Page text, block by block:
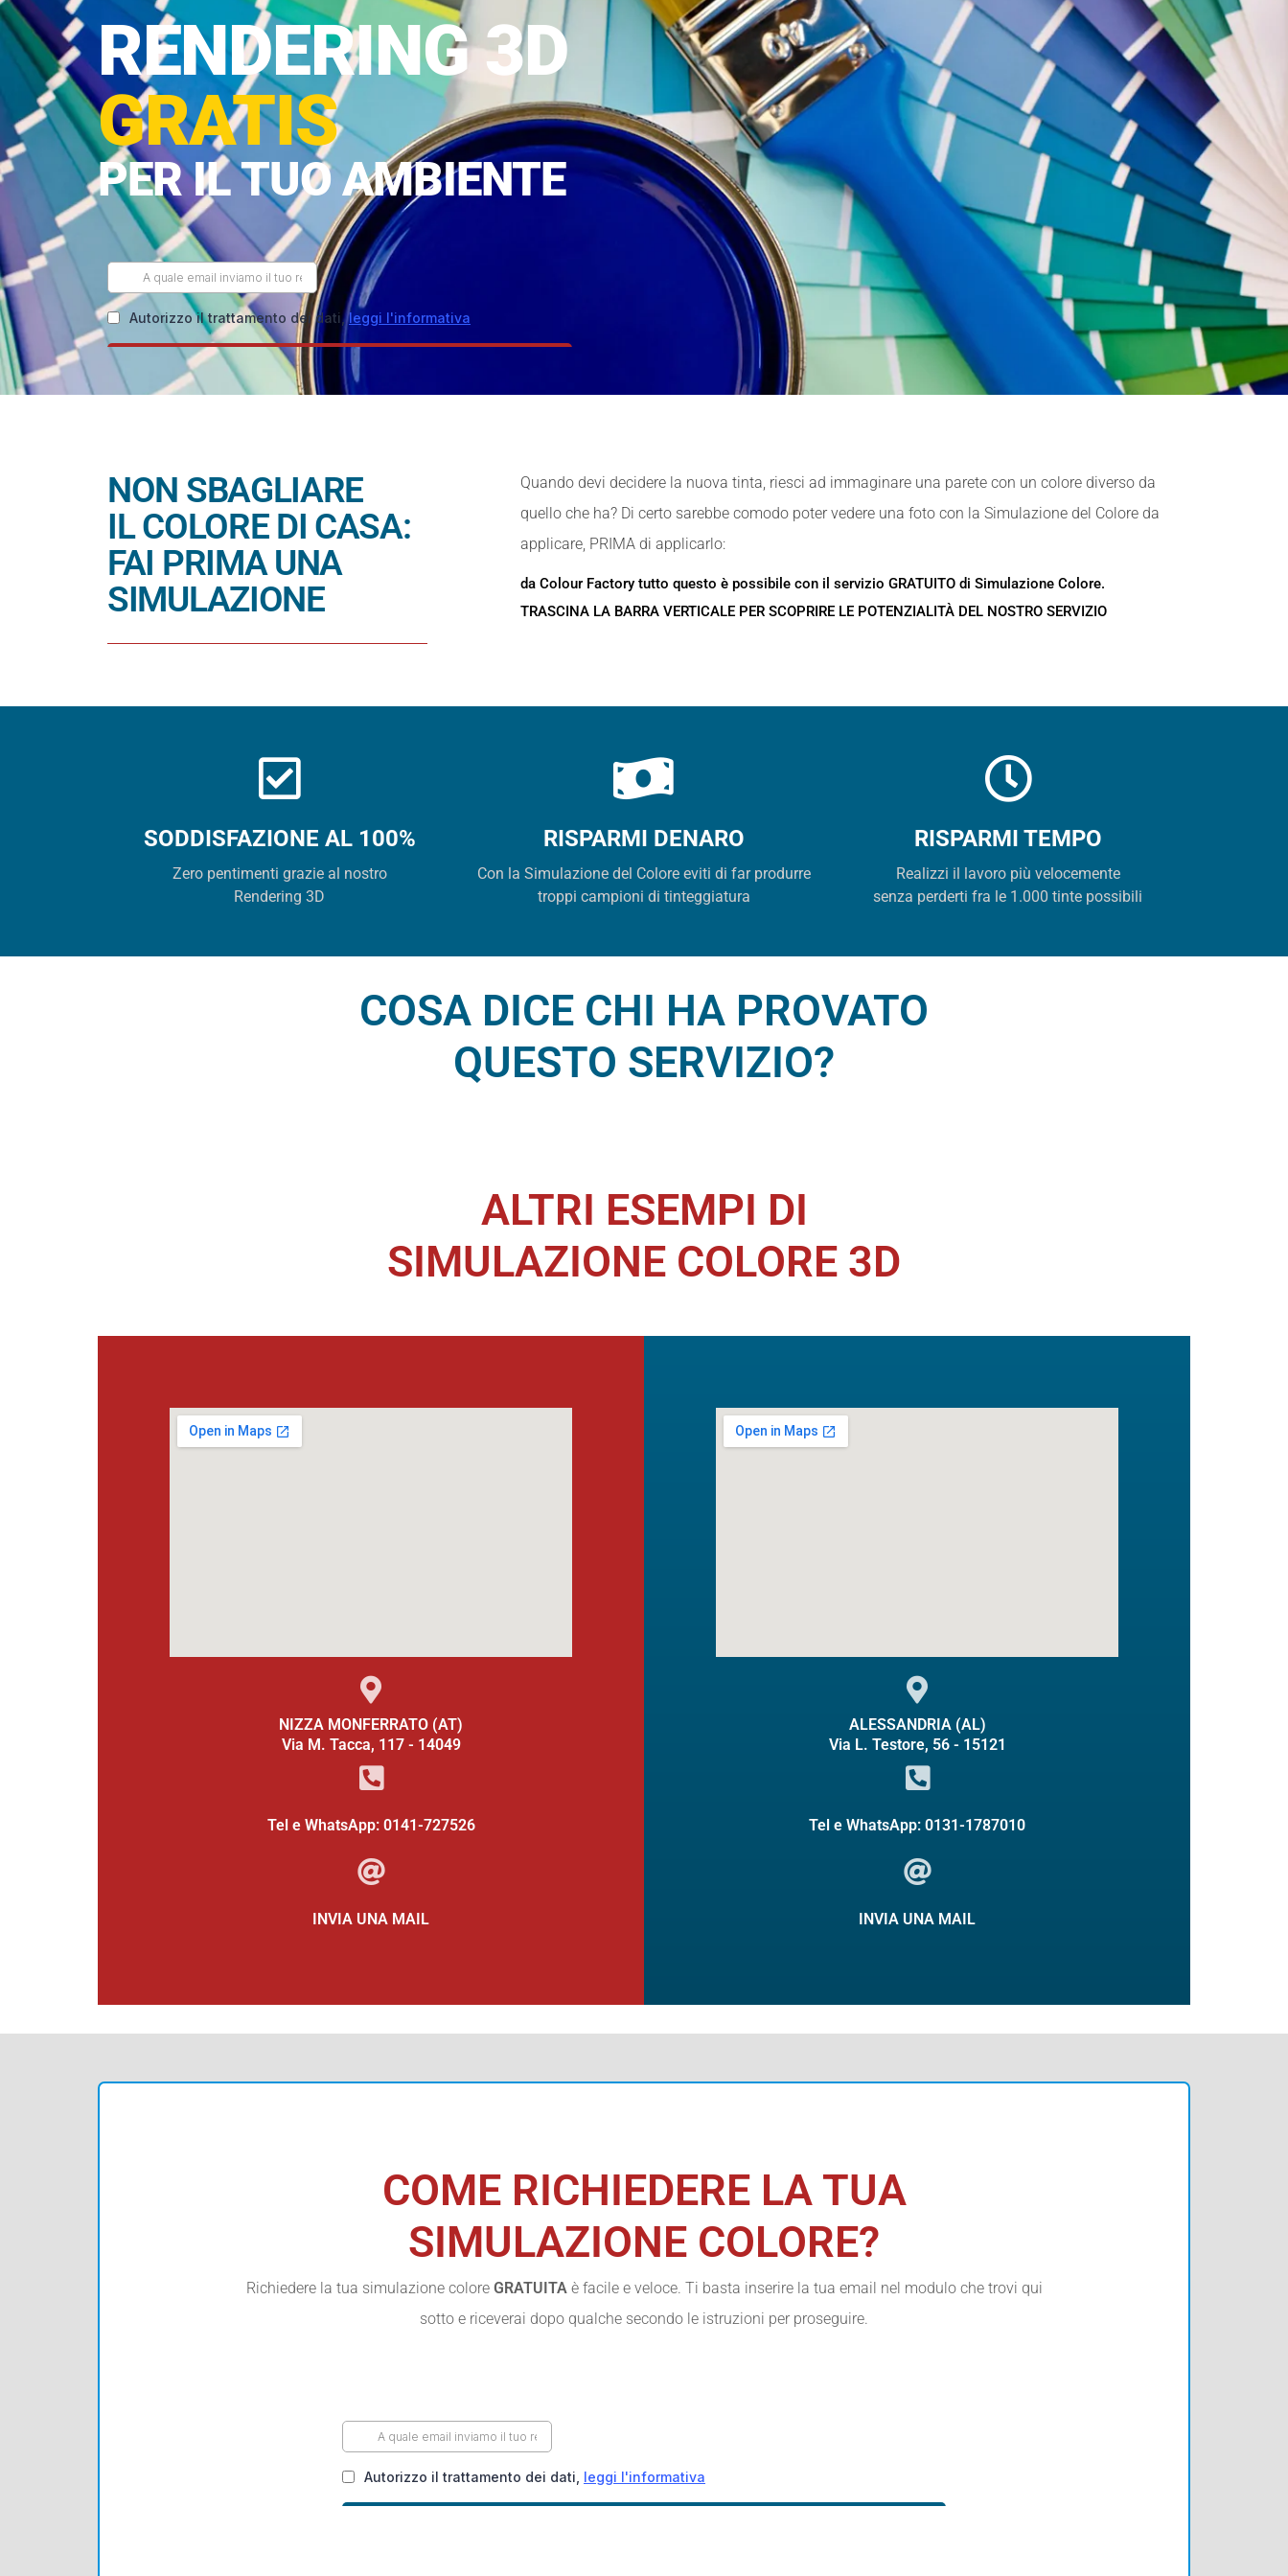
RENDERING 3D
GRATIS
PER IL TUO AMBIENTE
NON SBAGLIARE
IL COLORE DI CASA:
FAI PRIMA UNA
SIMULAZIONE
Quando devi decidere la nuova tinta, riesci ad immaginare una parete con un colore diverso da
quello che ha? Di certo sarebbe comodo poter vedere una foto con la Simulazione del Colore da
applicare, PRIMA di applicarlo:
da Colour Factory tutto questo è possibile con il servizio GRATUITO di Simulazione Colore.
TRASCINA LA BARRA VERTICALE PER SCOPRIRE LE POTENZIALITÀ DEL NOSTRO SERVIZIO
SODDISFAZIONE AL 100%
Zero pentimenti grazie al nostro
Rendering 3D
RISPARMI DENARO
Con la Simulazione del Colore eviti di far produrre
troppi campioni di tinteggiatura
RISPARMI TEMPO
Realizzi il lavoro più velocemente
senza perderti fra le 1.000 tinte possibili
COSA DICE CHI HA PROVATO
QUESTO SERVIZIO?
ALTRI ESEMPI DI
SIMULAZIONE COLORE 3D
NIZZA MONFERRATO (AT)
Via M. Tacca, 117 - 14049
Tel e WhatsApp: 0141-727526
INVIA UNA MAIL
ALESSANDRIA (AL)
Via L. Testore, 56 - 15121
Tel e WhatsApp: 0131-1787010
INVIA UNA MAIL
COME RICHIEDERE LA TUA
SIMULAZIONE COLORE?​
Richiedere la tua simulazione colore GRATUITAè facile e veloce. Ti basta inserire la tua email nel modulo che trovi qui
sotto e riceverai dopo qualche secondo le istruzioni per proseguire.